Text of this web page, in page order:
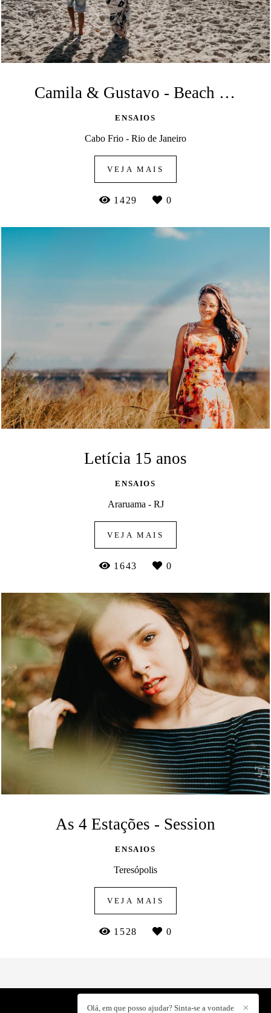
Camila & Gustavo - Beach Session
ENSAIOS
Cabo Frio - Rio de Janeiro
VEJA MAIS
1429 0
Letícia 15 anos
ENSAIOS
Araruama - RJ
VEJA MAIS
1643 0
As 4 Estações - Session
ENSAIOS
Teresópolis
VEJA MAIS
1528 0
✕
Olá, em que posso ajudar? Sinta-se a vontade